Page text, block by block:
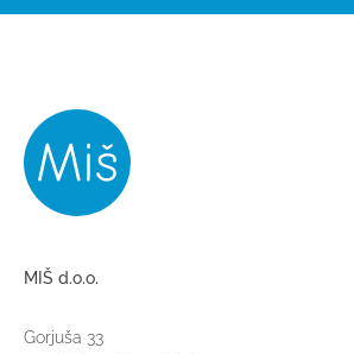
MIŠ d.o.o.
Gorjuša 33